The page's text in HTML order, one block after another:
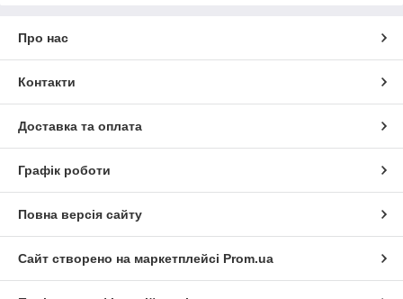
Про нас
Контакти
Доставка та оплата
Графік роботи
Повна версія сайту
Сайт створено на маркетплейсі Prom.ua